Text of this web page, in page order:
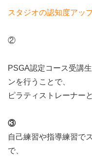
スタジオの認知度アッ
②
PSGA認定コース受講
ンを行うことで、
ピラティストレーナー
③
自己練習や指導練習で
で、